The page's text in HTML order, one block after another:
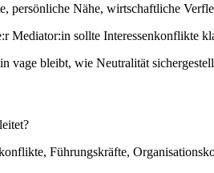
persönliche Nähe, wirtschaftliche
Mediator:in sollte Interessenkonflikte
vage bleibt, wie Neutralität
Führungskräfte,